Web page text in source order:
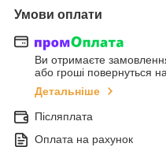
Умови оплати
Ви отримаєте
або гроші повернуться
Детальніше
Післяплата
Оплата на рахунок